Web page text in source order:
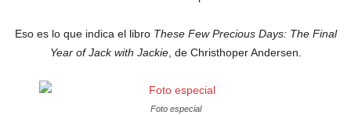
Eso es lo que indica el libro These Few Precious Days: The Final
Year of Jack with Jackie, de Christhoper Andersen.
Foto especial